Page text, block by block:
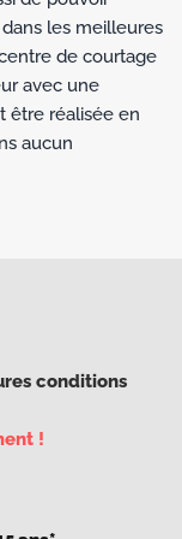
les meilleures
de courtage
avec une
être réalisée en
aucun
conditions
!